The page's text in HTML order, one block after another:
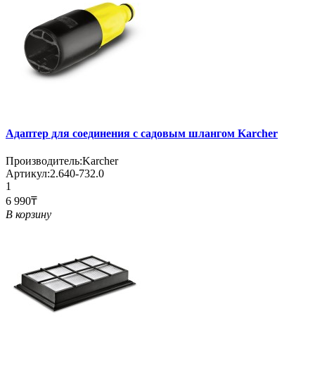
Адаптер для соединения с садовым шлангом Karcher
Производитель:Karcher
Артикул:2.640-732.0
1
6 990₸
В корзину